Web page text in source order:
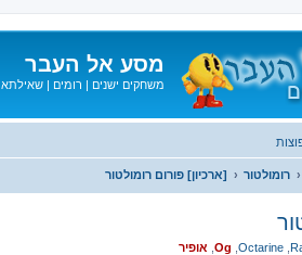
מסע אל העבר
משחקים ישנים | רומים | שאילתא
רומולטור [ארכיון] פורום רומולטור
Octarine
Og אופיר